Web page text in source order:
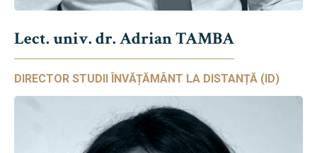
Lect. univ. dr. Adrian TAMBA
DIRECTOR STUDII ÎNVĂȚĂMÂNT LA DISTANȚĂ (ID)